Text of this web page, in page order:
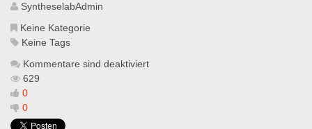
SyntheselabAdmin
Keine Kategorie
Keine Tags
Kommentare sind deaktiviert
629
0
0